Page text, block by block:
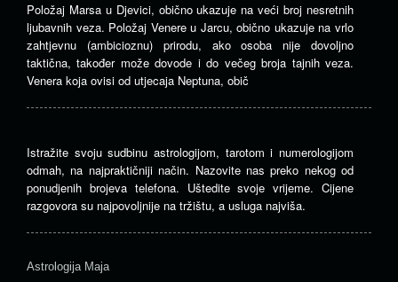
Položaj Marsa u Djevici, obično ukazuje na veći broj nesretnih
ljubavnih veza. Položaj Venere u Jarcu, obično ukazuje na vrlo
zahtjevnu (ambicioznu) prirodu, ako osoba nije dovoljno
taktična, također može dovode i do večeg broja tajnih veza.
Venera koja ovisi od utjecaja Neptuna, obič
Istražite svoju sudbinu astrologijom, tarotom i numerologijom
odmah, na najpraktičniji način. Nazovite nas preko nekog od
ponudjenih brojeva telefona. Uštedite svoje vrijeme. Cijene
razgovora su najpovoljnije na tržištu, a usluga najviša.
Astrologija Maja